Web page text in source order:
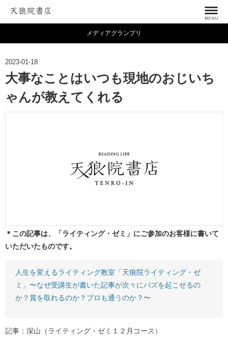
メディアグランプリ
2023-01-18
大事なことはいつも現地のおじいち
ゃんが教えてくれる
＊この記事は、「ライティング・ゼミ」にご参加のお客様に書いて
いただいたものです。
人生を変えるライティング教室「天狼院ライティング・ゼ
ミ」〜なぜ受講生が書いた記事が次々にバズを起こせるの
か？賞を取れるのか？プロも通うのか？〜
記事：深山（ライティング・ゼミ１２月コース）